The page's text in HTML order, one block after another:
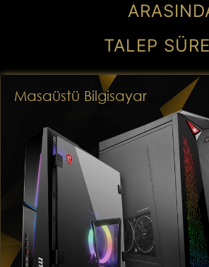
TALEP
Masaüstü Bilgisayar